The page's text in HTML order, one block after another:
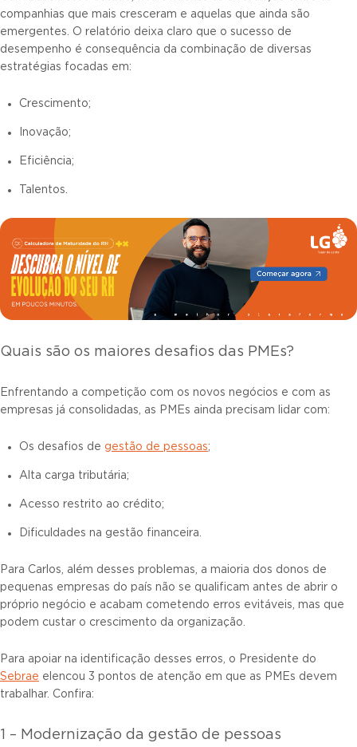
companhias que mais cresceram e aquelas que ainda são
emergentes. O relatório deixa claro que o sucesso de
desempenho é consequência da combinação de diversas
estratégias focadas em:
Crescimento;
Inovação;
Eficiência;
Talentos.
Quais são os maiores desafios das PMEs?
Enfrentando a competição com os novos negócios e com as
empresas já consolidadas, as PMEs ainda precisam lidar com:
Os desafios de gestão de pessoas;
Alta carga tributária;
Acesso restrito ao crédito;
Dificuldades na gestão financeira.
Para Carlos, além desses problemas, a maioria dos donos de
pequenas empresas do país não se qualificam antes de abrir o
próprio negócio e acabam cometendo erros evitáveis, mas que
podem custar o crescimento da organização.
Para apoiar na identificação desses erros, o Presidente do
Sebrae elencou 3 pontos de atenção em que as PMEs devem
trabalhar. Confira:
1 – Modernização da gestão de pessoas